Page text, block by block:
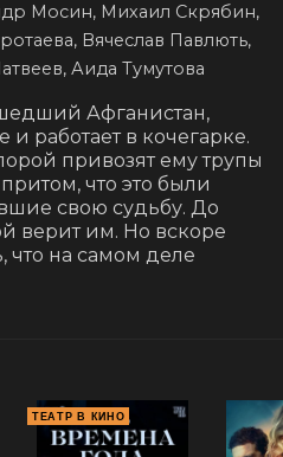
Мосин, Михаил Скрябин,
Вячеслав Павлють,
Аида Тумутова
Афганистан,
работает в кочегарке.
привозят ему трупы
что это были
свою судьбу. До
верит им. Но вскоре
что на самом деле
ТЕАТР В КИНО